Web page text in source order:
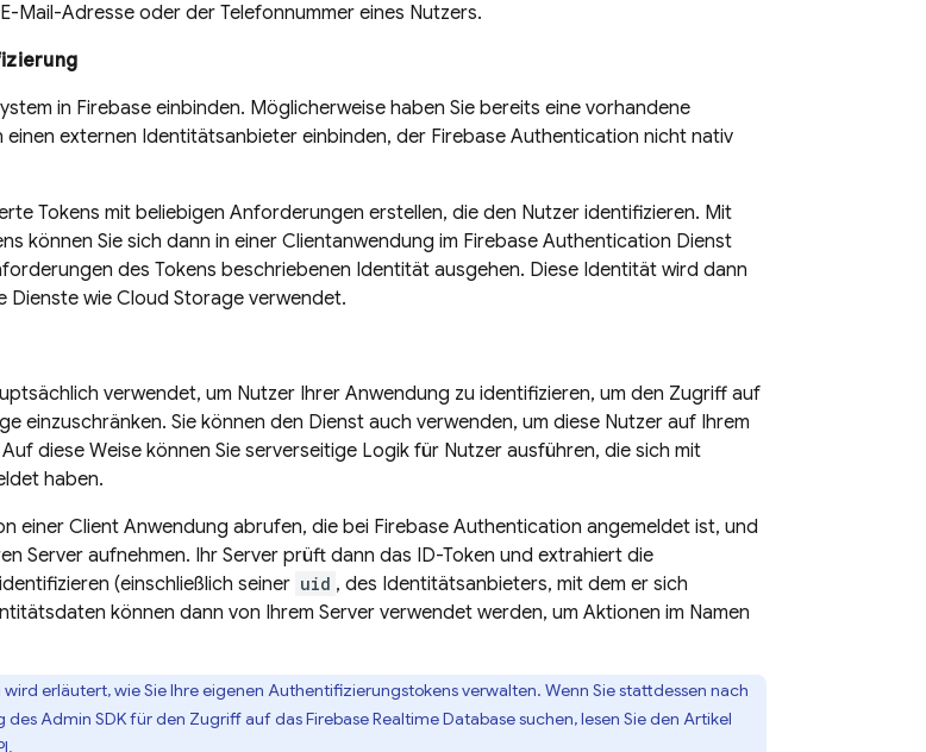
Mail-Adresse oder der Telefonnummer eines Nutzers.
in Firebase einbinden. Möglicherweise haben Sie bereits eine vorhandene
einen externen Identitätsanbieter einbinden, der Firebase Authentication nicht nativ
Tokens mit beliebigen Anforderungen erstellen, die den Nutzer identifizieren. Mit
können Sie sich dann in einer Clientanwendung im Firebase Authentication Dienst
des Tokens beschriebenen Identität ausgehen. Diese Identität wird dann
Dienste wie Cloud Storage verwendet.
verwendet, um Nutzer Ihrer Anwendung zu identifizieren, um den Zugriff auf
einzuschränken. Sie können den Dienst auch verwenden, um diese Nutzer auf Ihrem
Auf diese Weise können Sie serverseitige Logik für Nutzer ausführen, die sich mit
haben.
einer Client Anwendung abrufen, die bei Firebase Authentication angemeldet ist, und
Server aufnehmen. Ihr Server prüft dann das ID-Token und extrahiert die
(einschließlich seiner uid , des Identitätsanbieters, mit dem er sich
können dann von Ihrem Server verwendet werden, um Aktionen im Namen
wird erläutert, wie Sie Ihre eigenen Authentifizierungstokens verwalten. Wenn Sie stattdessen nach
des Admin SDK für den Zugriff auf dasFirebase Realtime Databasesuchen, lesen Sie den Artikel
.